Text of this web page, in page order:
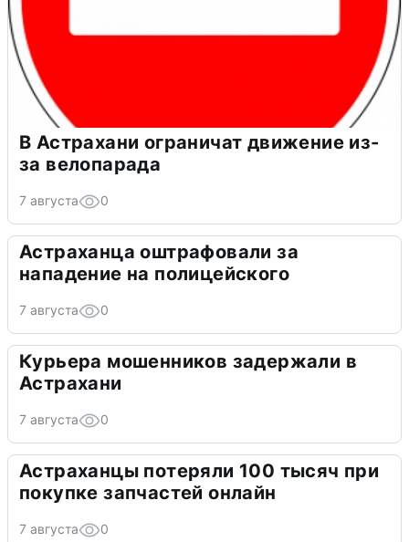
В Астрахани ограничат движение из-
за велопарада
7 августа 0
Астраханца оштрафовали за
нападение на полицейского
7 августа 0
Курьера мошенников задержали в
Астрахани
7 августа 0
Астраханцы потеряли 100 тысяч при
покупке запчастей онлайн
7 августа 0